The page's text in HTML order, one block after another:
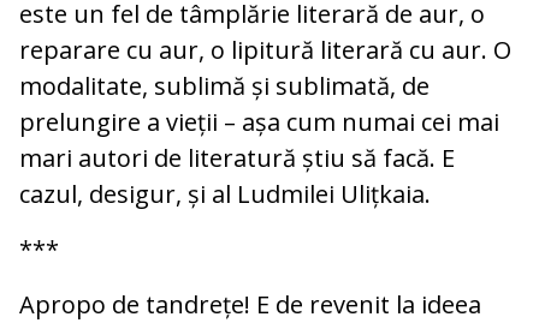
este un fel de tâmplărie literară de aur, o
reparare cu aur, o lipitură literară cu aur. O
modalitate, sublimă și sublimată, de
prelungire a vieții – așa cum numai cei mai
mari autori de literatură știu să facă. E
cazul, desigur, și al Ludmilei Ulițkaia.
***
Apropo de tandrețe! E de revenit la ideea